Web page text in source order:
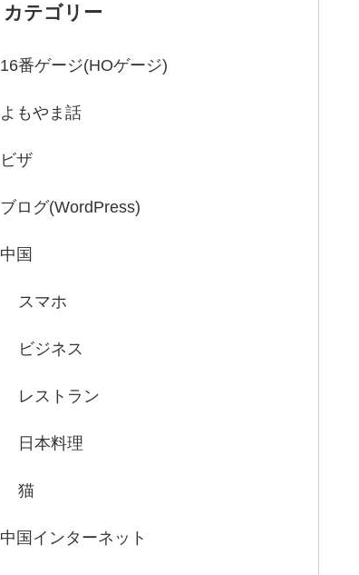
カテゴリー
16番ゲージ(HOゲージ)
よもやま話
ビザ
ブログ(WordPress)
中国
スマホ
ビジネス
レストラン
日本料理
猫
中国インターネット